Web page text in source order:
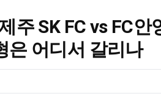
주 SK FC vs FC안
은 어디서 갈리나